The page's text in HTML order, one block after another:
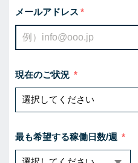
メールアドレス
現在のご状況
最も希望する稼働日数/週